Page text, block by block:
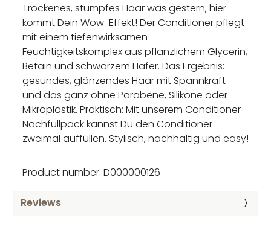
Trockenes, stumpfes Haar was gestern, hier
kommt Dein Wow-Effekt! Der Conditioner pflegt
mit einem tiefenwirksamen
Feuchtigkeitskomplex aus pflanzlichem Glycerin,
Betain und schwarzem Hafer. Das Ergebnis:
gesundes, glänzendes Haar mit Spannkraft –
und das ganz ohne Parabene, Silikone oder
Mikroplastik. Praktisch: Mit unserem Conditioner
Nachfüllpack kannst Du den Conditioner
zweimal auffüllen. Stylisch, nachhaltig und easy!
Product number: D000000126
Reviews